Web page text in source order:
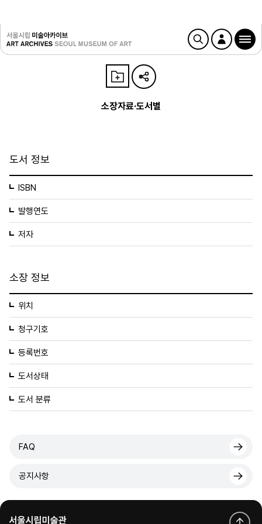
소장자료·도서별
도서 정보
ISBN
발행연도
저자
소장 정보
위치
청구기호
등록번호
도서상태
도서 분류
FAQ
공지사항